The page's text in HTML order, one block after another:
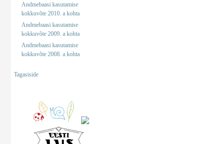
Andmebaasi kasutamise
kokkuvõte 2010. a kohta
Andmebaasi kasutamise
kokkuvõte 2009. a kohta
Andmebaasi kasutamise
kokkuvõte 2008. a kohta
Tagasiside